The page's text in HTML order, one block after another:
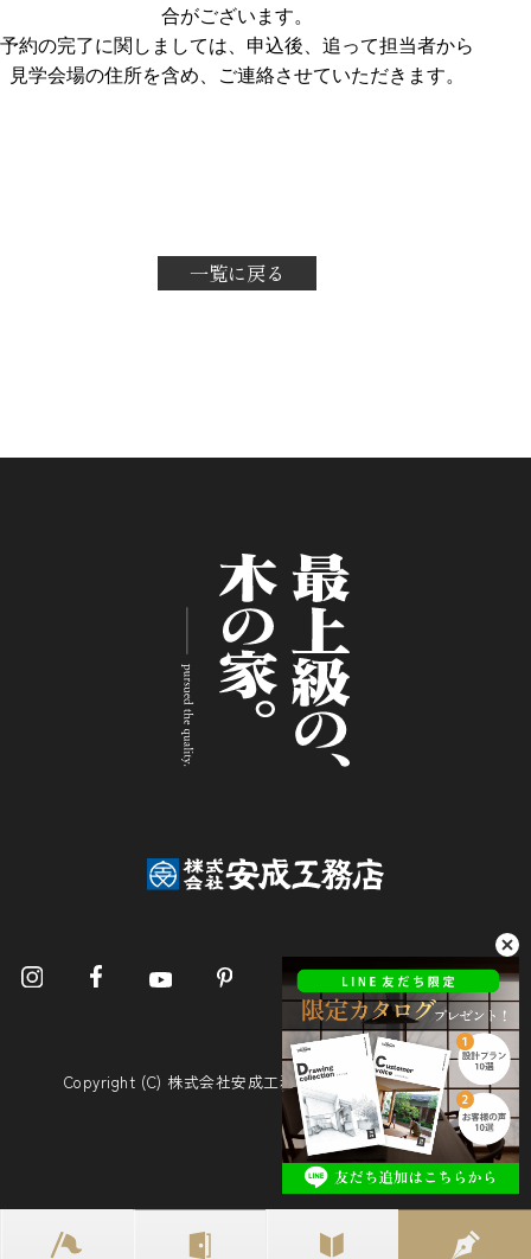
合がございます。
予約の完了に関しましては、申込後、追って担当者から
見学会場の住所を含め、ご連絡させていただきます。
一覧に戻る
Copyright (C) 株式会社安成工務店. All Rights Reserved.